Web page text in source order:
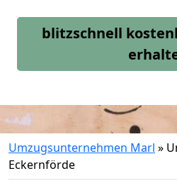
blitzschnell
Umzugsunternehmen Marl »
Eckernförde